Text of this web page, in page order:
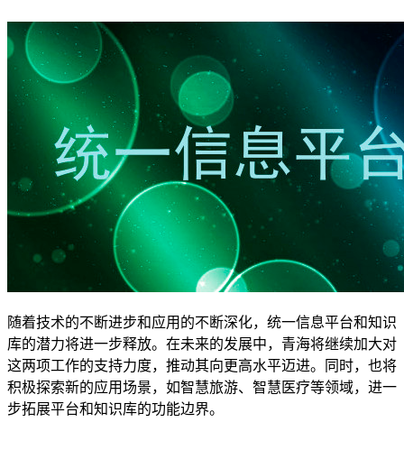
随着技术的不断进步和应用的不断深化，统一信息平台和知识
库的潜力将进一步释放。在未来的发展中，青海将继续加大对
这两项工作的支持力度，推动其向更高水平迈进。同时，也将
积极探索新的应用场景，如智慧旅游、智慧医疗等领域，进一
步拓展平台和知识库的功能边界。